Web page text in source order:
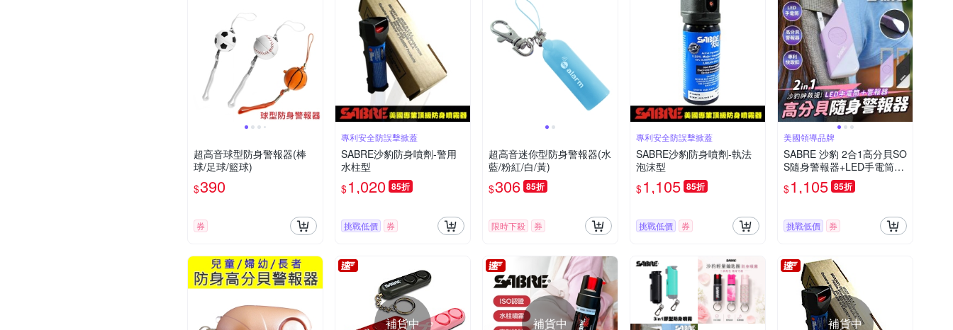
超高音球型防身警報器(棒
球/足球/籃球)
$390
券
專利安全防誤擊掀蓋
SABRE沙豹防身噴劑-警用
水柱型
$1,020 85折
挑戰低價 券
超高音迷你型防身警報器(水
藍/粉紅/白/黃)
$306 85折
限時下殺 券
專利安全防誤擊掀蓋
SABRE沙豹防身噴劑-執法
泡沫型
$1,105 85折
挑戰低價 券
美國領導品牌
SABRE 沙豹 2合1高分貝SO
S隨身警報器+LED手電筒
(黑色/紫色)
$1,105 85折
挑戰低價 券
補貨中 補貨中 補貨中